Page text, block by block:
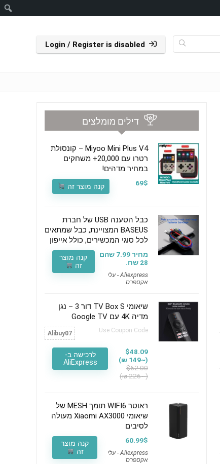
Login / Register is disabled
דילים מומלצים
Miyoo Mini Plus V4 – קונסולת
רטרו עם 20,000+ משחקים
במחיר מדהים!
69$ קנה מוצר זה
כבל הטענה USB של חברת
BASEUS המצויינת, כבל שמתאים
לכל סוגי המכשירים, כולל אייפון
מחיר 7.99 שהם
28 שח.
Aliexpress - עלי
אקספרס
קנה מוצר
זה
שיאומי TV Box S דור 3 – נגן
מדיה 4K עם Google TV
Use Coupon Code:
Alibuy07
$48.09
(~149 ₪)
$62.00
(~226 ₪)
לרכישה ב-
AliExpress
ראוטר WIFI6 תומך MESH של
שיאומי Xiaomi AX3000 מעולה
לסיבים
60.99$
Aliexpress - עלי
אקספרס
קנה מוצר
זה